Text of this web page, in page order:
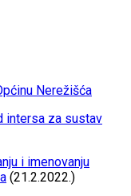
Nerežišća
intersa za sustav
i imenovanju
(21.2.2022.)